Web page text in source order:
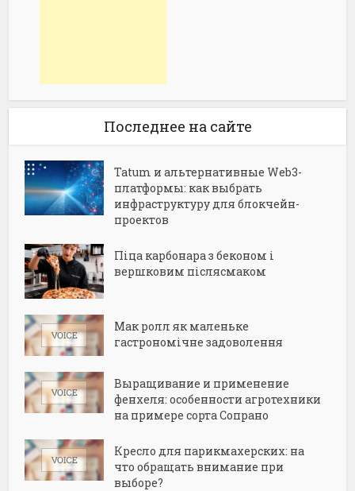
Последнее на сайте
Tatum и альтернативные Web3-
платформы: как выбрать
инфраструктуру для блокчейн-
проектов
Піца карбонара з беконом і
вершковим післясмаком
Мак ролл як маленьке
гастрономічне задоволення
Выращивание и применение
фенхеля: особенности агротехники
на примере сорта Сопрано
Кресло для парикмахерских: на
что обращать внимание при
выборе?